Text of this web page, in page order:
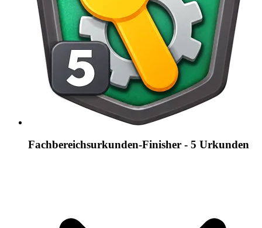
Fachbereichsurkunden-Finisher - 5 Urkunden